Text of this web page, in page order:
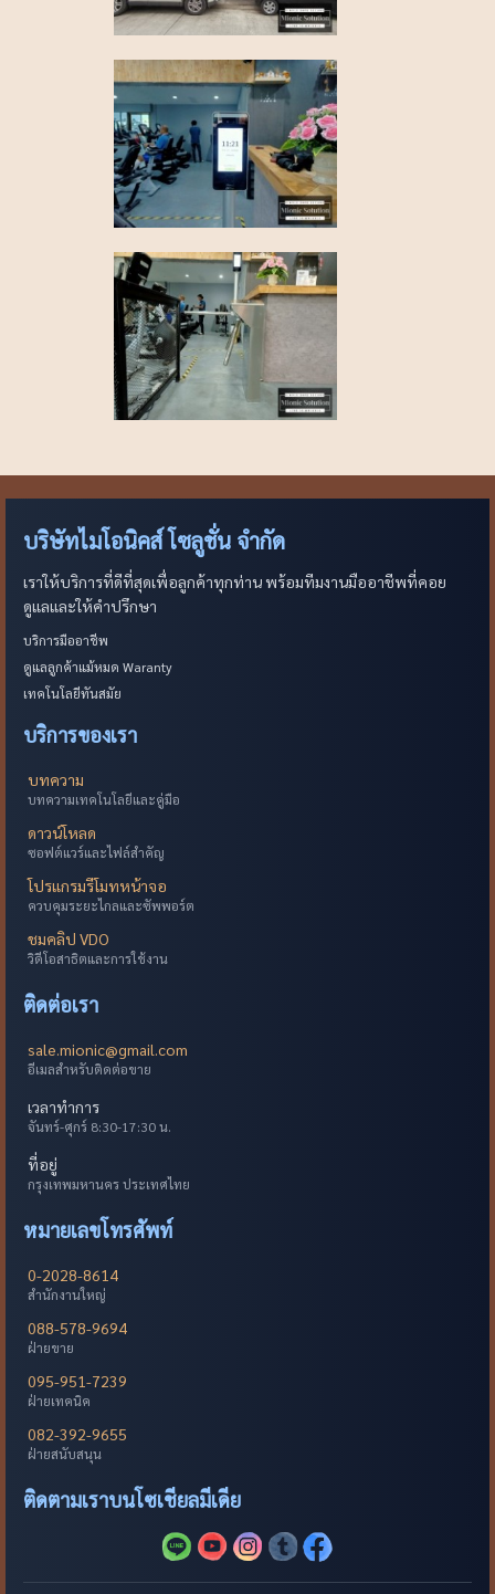
บริษัทไมโอนิคส์ โซลูชั่น จำกัด
เราให้บริการที่ดีที่สุดเพื่อลูกค้าทุกท่าน พร้อมทีมงานมืออาชีพที่คอย
ดูแลและให้คำปรึกษา
บริการมืออาชีพ
ดูแลลูกค้าแม้หมด Waranty
เทคโนโลยีทันสมัย
บริการของเรา
บทความ
บทความเทคโนโลยีและคู่มือ
ดาวน์โหลด
ซอฟต์แวร์และไฟล์สำคัญ
โปรแกรมรีโมทหน้าจอ
ควบคุมระยะไกลและซัพพอร์ต
ชมคลิป VDO
วิดีโอสาธิตและการใช้งาน
ติดต่อเรา
sale.mionic@gmail.com
อีเมลสำหรับติดต่อขาย
เวลาทำการ
จันทร์-ศุกร์ 8:30-17:30 น.
ที่อยู่
กรุงเทพมหานคร ประเทศไทย
หมายเลขโทรศัพท์
0-2028-8614
สำนักงานใหญ่
088-578-9694
ฝ่ายขาย
095-951-7239
ฝ่ายเทคนิค
082-392-9655
ฝ่ายสนับสนุน
ติดตามเราบนโซเชียลมีเดีย